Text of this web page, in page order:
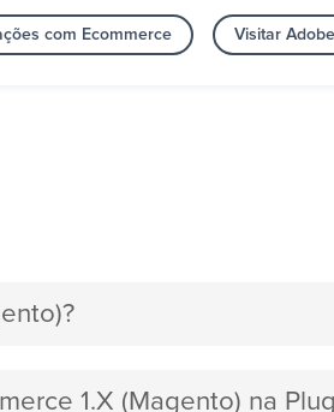
com Ecommerce Visitar
1.X (Magento) na